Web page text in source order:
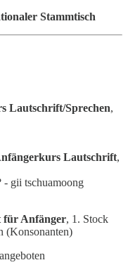
Stammtisch
Lautschrift/Sprechen,
Lautschrift,
- gii tschuamoong
für Anfänger, 1. Stock
(Konsonanten)